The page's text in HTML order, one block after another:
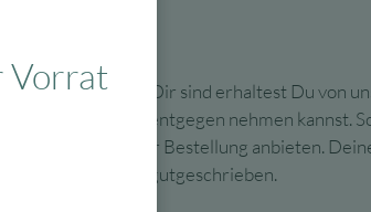
auf dem Weg zu Dir sind erhaltest Du von
das Paket auch entgegen nehmen kannst.
Versand der Bestellung anbieten.
Zahlart gutgeschrieben.
Vorrat